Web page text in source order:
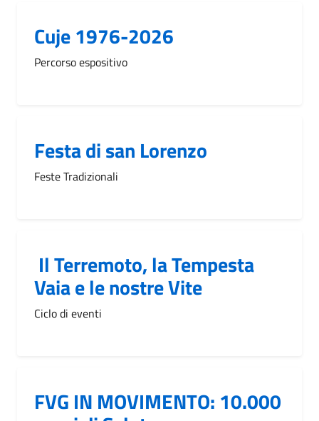
Cuje 1976-2026
Percorso espositivo
Festa di san Lorenzo
Feste Tradizionali
Il Terremoto, la Tempesta
Vaia e le nostre Vite
Ciclo di eventi
FVG IN MOVIMENTO: 10.000